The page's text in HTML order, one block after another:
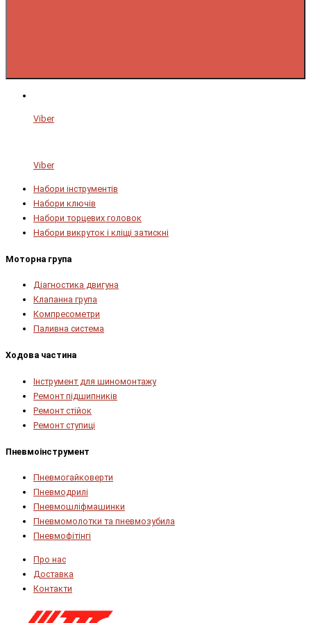
Viber
Viber
Набори інструментів
Набори ключів
Набори торцевих головок
Набори викруток і кліщі затискні
Моторна група
Діагностика двигуна
Клапанна група
Компресометри
Паливна система
Ходова частина
Інструмент для шиномонтажу
Ремонт підшипників
Ремонт стійок
Ремонт ступиці
Пневмоінструмент
Пневмогайковерти
Пневмодрилі
Пневмошліфмашинки
Пневмомолотки та пневмозубила
Пневмофітінгі
Про нас
Доставка
Контакти